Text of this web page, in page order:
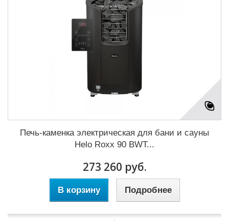
Печь-каменка электрическая для бани и сауны
Helo Roxx 90 BWT...
273 260 руб.
В корзину Подробнее